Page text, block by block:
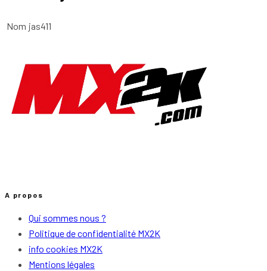
Nom jas411
A propos
Qui sommes nous ?
Politique de confidentialité MX2K
info cookies MX2K
Mentions légales